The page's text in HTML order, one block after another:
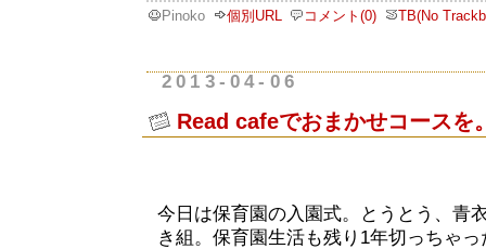
Pinoko 個別URL コメント(0) TB(No
2013-04-06
Read cafeでおまかせコースを
今日は保育園の入園式。とうとう、青
き組。保育園生活も残り1年切っちゃ